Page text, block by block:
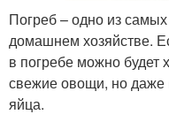
Погреб – одно из
домашнем хозяйстве.
в погребе можно будет
свежие овощи, но даже
яйца.